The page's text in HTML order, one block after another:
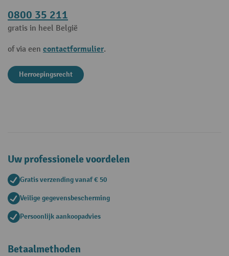
0800 35 211
gratis in heel België
of via een contactformulier.
Herroepingsrecht
Uw professionele voordelen
Gratis verzending vanaf € 50
Veilige gegevensbescherming
Persoonlijk aankoopadvies
Betaalmethoden